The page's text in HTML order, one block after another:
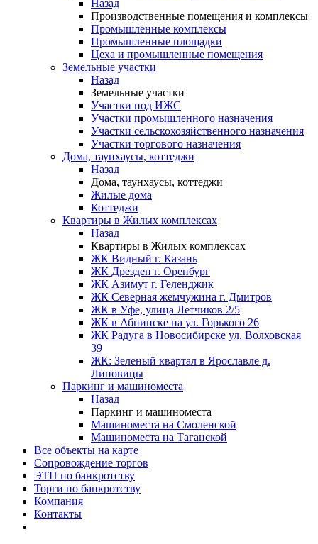
Назад
Производственные помещения и комплексы
Промышленные комплексы
Промышленные площадки
Цеха и промышленные помещения
Земельные участки
Назад
Земельные участки
Участки под ИЖС
Участки промышленного назначения
Участки сельскохозяйственного назначения
Участки торгового назначения
Дома, таунхаусы, коттеджи
Назад
Дома, таунхаусы, коттеджи
Жилые дома
Коттеджи
Квартиры в Жилых комплексах
Назад
Квартиры в Жилых комплексах
ЖК Видный г. Казань
ЖК Дрезден г. Оренбург
ЖК Азимут г. Геленджик
ЖК Северная жемчужина г. Дмитров
ЖК в Уфе, улица Летчиков 2/5
ЖК в Абнинске на ул. Горького 26
ЖК Радуга в Новосибирске ул. Волховская
39
ЖК: Зеленый квартал в Ярославле д.
Липовицы
Паркинг и машиноместа
Назад
Паркинг и машиноместа
Машиноместа на Смоленской
Машиноместа на Таганской
Все объекты на карте
Сопровождение торгов
ЭТП по банкротству
Торги по банкротству
Компания
Контакты